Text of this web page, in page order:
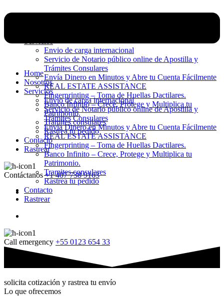
Envio de carga internacional
Servicio de Notario público online de Apostilla y
Trámites Consulares
Envía Dinero en Minutos y Abre tu Cuenta Fácilmente
REAL ESTATE ASSISTANCE
Fingerprinting – Toma de Huellas Dactilares.
Banco Infinito – Crece, Protege y Multiplica tu
Patrimonio.
Tramites consulares
Rastrea tu pedido
Contacto
Rastrear
Contáctanos +1 407 738 9163
Home
Nosotros
Servicios
Envio de carga internacional
Servicio de Notario público online de Apostilla y
Trámites Consulares
Envía Dinero en Minutos y Abre tu Cuenta Fácilmente
REAL ESTATE ASSISTANCE
Fingerprinting – Toma de Huellas Dactilares.
Banco Infinito – Crece, Protege y Multiplica tu
Patrimonio.
Tramites consulares
Rastrea tu pedido
Contacto
Rastrear
Call emergency +55 0123 654 33
solicita cotización y rastrea tu envío
Lo que ofrecemos